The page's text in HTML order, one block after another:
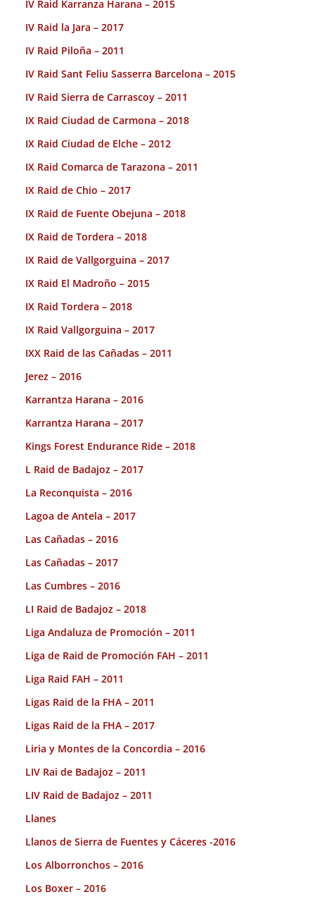
IV Raid Karranza Harana – 2015
IV Raid la Jara – 2017
IV Raid Piloña – 2011
IV Raid Sant Feliu Sasserra Barcelona – 2015
IV Raid Sierra de Carrascoy – 2011
IX Raid Ciudad de Carmona – 2018
IX Raid Ciudad de Elche – 2012
IX Raid Comarca de Tarazona – 2011
IX Raid de Chio – 2017
IX Raid de Fuente Obejuna – 2018
IX Raid de Tordera – 2018
IX Raid de Vallgorguina – 2017
IX Raid El Madroño – 2015
IX Raid Tordera – 2018
IX Raid Vallgorguina – 2017
IXX Raid de las Cañadas – 2011
Jerez – 2016
Karrantza Harana – 2016
Karrantza Harana – 2017
Kings Forest Endurance Ride – 2018
L Raid de Badajoz – 2017
La Reconquista – 2016
Lagoa de Antela – 2017
Las Cañadas – 2016
Las Cañadas – 2017
Las Cumbres – 2016
LI Raid de Badajoz – 2018
Liga Andaluza de Promoción – 2011
Liga de Raid de Promoción FAH – 2011
Liga Raid FAH – 2011
Ligas Raid de la FHA – 2011
Ligas Raid de la FHA – 2017
Liria y Montes de la Concordia – 2016
LIV Rai de Badajoz – 2011
LIV Raid de Badajoz – 2011
Llanes
Llanos de Sierra de Fuentes y Cáceres -2016
Los Alborronchos – 2016
Los Boxer – 2016